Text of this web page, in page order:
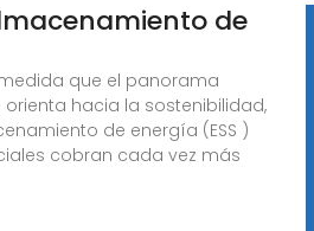
de
que el panorama
hacia la sostenibilidad,
de energía (ESS )
cobran cada vez más